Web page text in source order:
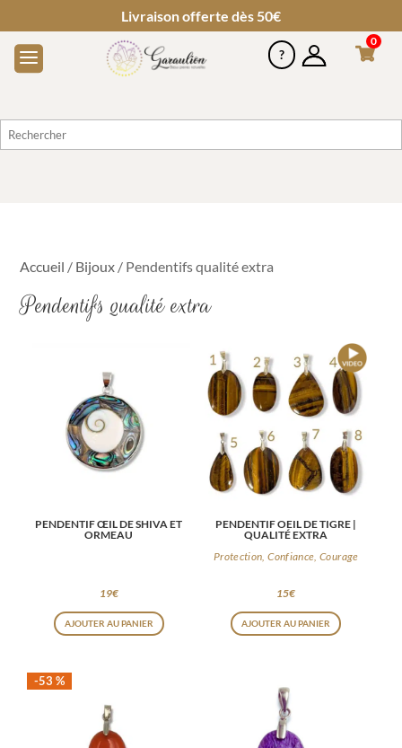
Livraison offerte dès 50€
0
Accueil / Bijoux / Pendentifs qualité extra
Pendentifs qualité extra
PENDENTIF ŒIL DE SHIVA ET
ORMEAU
19€
AJOUTER AU PANIER
PENDENTIF OEIL DE TIGRE |
QUALITÉ EXTRA
Protection, Confiance, Courage
15€
AJOUTER AU PANIER
-53 %